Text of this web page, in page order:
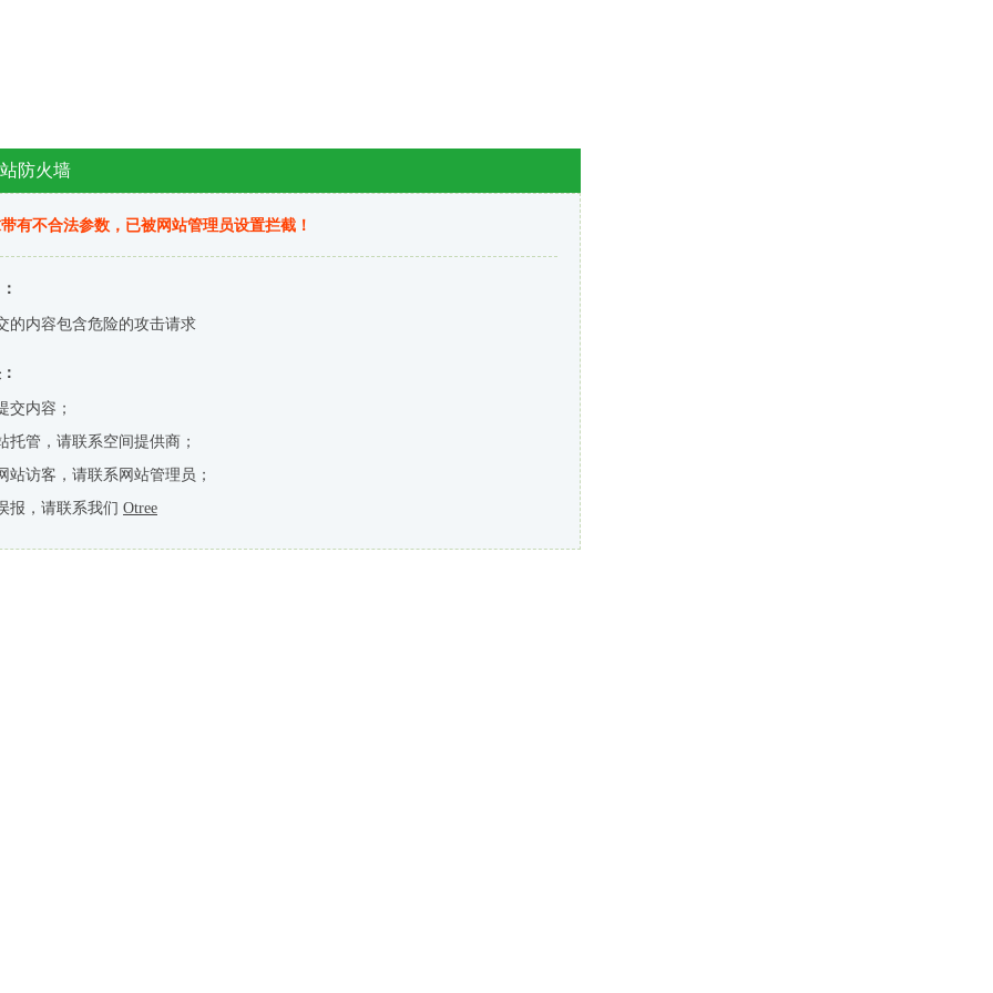
防火墙
有不合法参数，已被网站管理员设置拦截！
的内容包含危险的攻击请求
交内容；
托管，请联系空间提供商；
站访客，请联系网站管理员；
报，请联系我们 Otree